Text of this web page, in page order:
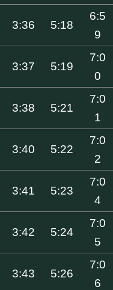
3:36 5:18
6:5
9
3:37 5:19
7:0
0
3:38 5:21
7:0
1
3:40 5:22
7:0
2
3:41 5:23
7:0
4
3:42 5:24
7:0
5
3:43 5:26
7:0
6